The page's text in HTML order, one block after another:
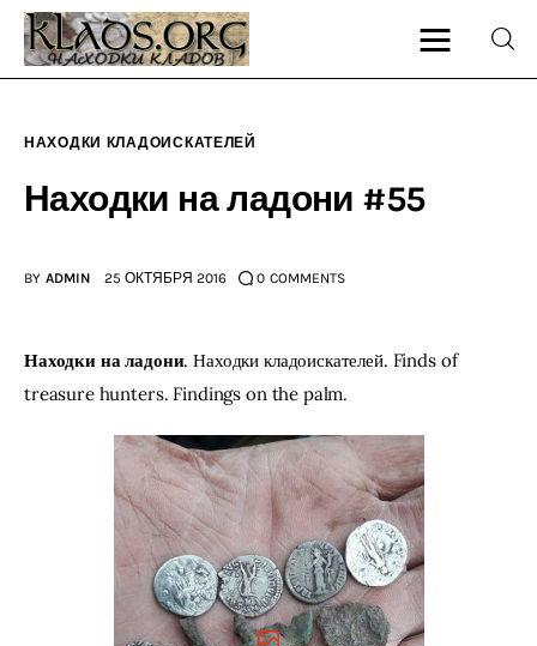
Контакт
НАХОДКИ КЛАДОИСКАТЕЛЕЙ
Находки на ладони #55
BY ADMIN 25 ОКТЯБРЯ 2016 0 COMMENTS
Находки на ладони. Находки кладоискателей. Finds of
treasure hunters. Findings on the palm.